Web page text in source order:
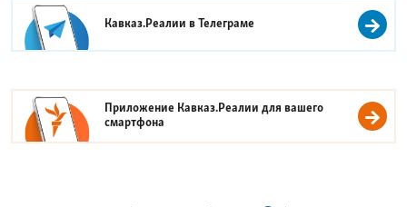
Кавказ.Реалии вТелеграме
Приложение Кавказ.Реалии для вашего
смартфона